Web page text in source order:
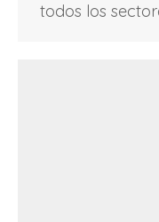
todos los